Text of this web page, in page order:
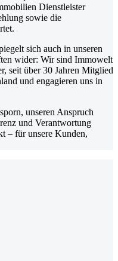
Dienstleister
sowie die
sich auch in unseren
wider: Wir sind Immowelt
seit über 30 Jahren Mitglied
und engagieren uns in
unseren Anspruch
und Verantwortung
– für unsere Kunden,